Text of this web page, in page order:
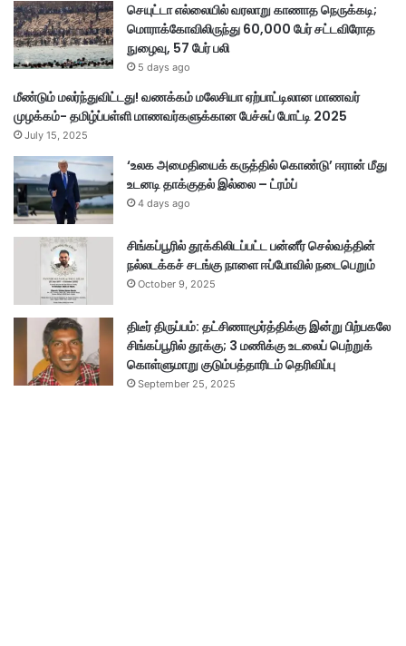
செயுட்டா எல்லையில் வரலாறு காணாத நெருக்கடி;
மொராக்கோவிலிருந்து 60,000 பேர் சட்டவிரோத
நுழைவு, 57 பேர் பலி
5 days ago
மீண்டும் மலர்ந்துவிட்டது! வணக்கம் மலேசியா ஏற்பாட்டிலான மாணவர்
முழக்கம்- தமிழ்ப்பள்ளி மாணவர்களுக்கான பேச்சுப் போட்டி 2025
July 15, 2025
‘உலக அமைதியைக் கருத்தில் கொண்டு’ ஈரான் மீது
உடனடி தாக்குதல் இல்லை – ட்ரம்ப்
4 days ago
சிங்கப்பூரில் தூக்கிலிடப்பட்ட பன்னீர் செல்வத்தின்
நல்லடக்கச் சடங்கு நாளை ஈப்போவில் நடைபெறும்
October 9, 2025
திடீர் திருப்பம்: தட்சிணாமூர்த்திக்கு இன்று பிற்பகலே
சிங்கப்பூரில் தூக்கு; 3 மணிக்கு உடலைப் பெற்றுக்
கொள்ளுமாறு குடும்பத்தாரிடம் தெரிவிப்பு
September 25, 2025